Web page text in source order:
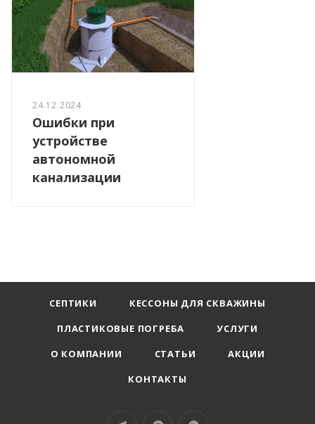
24.12.2024
Ошибки при
устройстве
автономной
канализации
СЕПТИКИ
КЕССОНЫ ДЛЯ СКВАЖИНЫ
ПЛАСТИКОВЫЕ ПОГРЕБА
УСЛУГИ
О КОМПАНИИ
СТАТЬИ
АКЦИИ
КОНТАКТЫ